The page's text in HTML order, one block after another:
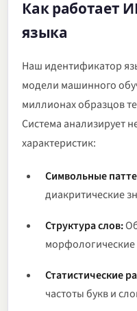
Как работает
языка
Наш идентификатор
модели машинного
миллионах образцов
Система анализирует
характеристик:
Символьные
диакритические
Структура слов:
морфологические
Статистические
частоты букв и